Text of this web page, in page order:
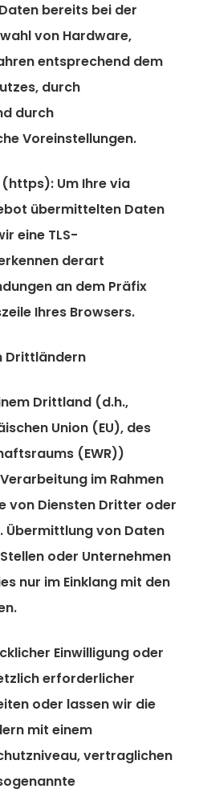
bereits bei der
von Hardware,
entsprechend dem
durch
durch
Voreinstellungen.
Um Ihre via
übermittelten Daten
eine TLS-
derart
an dem Präfix
Ihres Browsers.
Drittländern
Drittland (d.h.,
Union (EU), des
(EWR))
im Rahmen
von Diensten Dritter oder
Übermittlung von Daten
oder Unternehmen
nur im Einklang mit den
Einwilligung oder
erforderlicher
oder lassen wir die
mit einem
vertraglichen